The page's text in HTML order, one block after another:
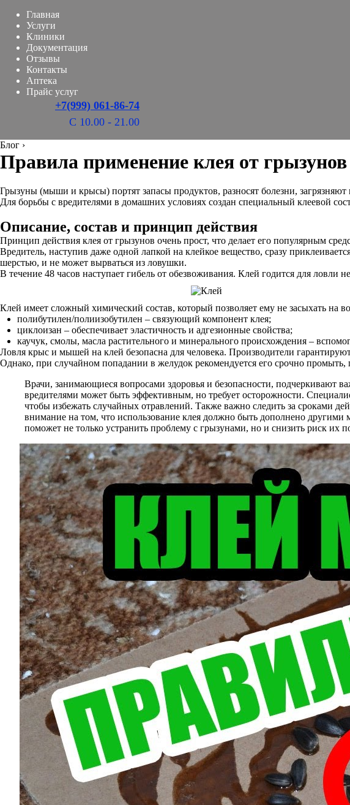
Главная
Услуги
Клиники
Документация
Отзывы
Контакты
Аптека
Прайс услуг
+7(999) 061-86-74
С 10.00 - 21.00
Блог ›
Правила применение клея от грызунов
Грызуны (мыши и крысы) портят запасы продуктов, разносят болезни, загрязняют
Для борьбы с вредителями в домашних условиях создан специальный клеевой
Описание, состав и принцип действия
Принцип действия клея от грызунов очень прост, что делает его популярным
Вредитель, наступив даже одной лапкой на клейкое вещество, сразу
шерстью, и не может вырваться из ловушки.
В течение 48 часов наступает гибель от обезвоживания. Клей годится для
Клей имеет сложный химический состав, который позволяет ему не засыхать на
полибутилен/полиизобутилен – связующий компонент клея;
циклоизан – обеспечивает эластичность и адгезионные свойства;
каучук, смолы, масла растительного и минерального происхождения –
Ловля крыс и мышей на клей безопасна для человека. Производители
Однако, при случайном попадании в желудок рекомендуется его срочно промыть,
Врачи, занимающиеся вопросами здоровья и безопасности, подчеркивают
вредителями может быть эффективным, но требует осторожности.
чтобы избежать случайных отравлений. Также важно следить за сроками
внимание на том, что использование клея должно быть дополнено
поможет не только устранить проблему с грызунами, но и снизить риск их